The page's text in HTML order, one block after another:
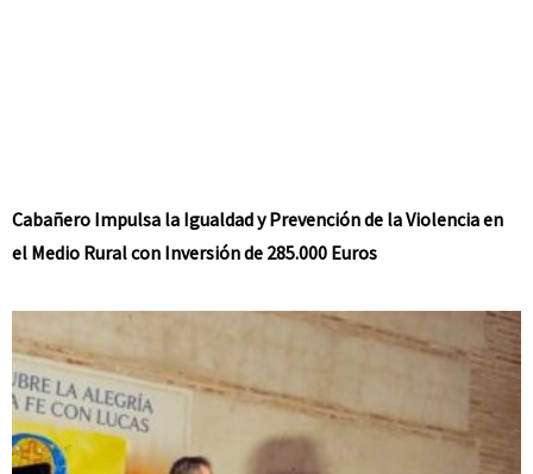
Cabañero Impulsa la Igualdad y Prevención de la Violencia en
el Medio Rural con Inversión de 285.000 Euros